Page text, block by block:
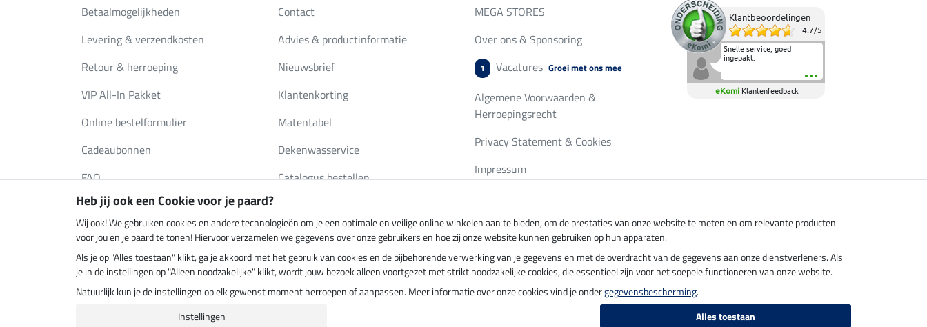
Betaalmogelijkheden
Levering & verzendkosten
Retour & herroeping
VIP All-In Pakket
Online bestelformulier
Cadeaubonnen
FAQ
Contact
Advies & productinformatie
Nieuwsbrief
Klantenkorting
Matentabel
Dekenwasservice
Catalogus bestellen
MEGA STORES
Over ons & Sponsoring
1 Vacatures Groei met ons mee
Algemene Voorwaarden &
Herroepingsrecht
Privacy Statement & Cookies
Impressum
Klantbeoordelingen
4.7/5
Snelle service, goed
ingepakt.
eKomi Klantenfeedback
Klimaatneutrale shop Verzending per Veilig betalen met
Heb jij ook een Cookie voor je paard?
Wij ook! We gebruiken cookies en andere technologieën om je een optimale en veilige online winkelen aan te bieden, om de prestaties van onze website te meten en om relevante producten
voor jou en je paard te tonen! Hiervoor verzamelen we gegevens over onze gebruikers en hoe zij onze website kunnen gebruiken op hun apparaten.
Als je op "Alles toestaan" klikt, ga je akkoord met het gebruik van cookies en de bijbehorende verwerking van je gegevens en met de overdracht van de gegevens aan onze dienstverleners. Als
je in de instellingen op "Alleen noodzakelijke" klikt, wordt jouw bezoek alleen voortgezet met strikt noodzakelijke cookies, die essentieel zijn voor het soepele functioneren van onze website.
Natuurlijk kun je de instellingen op elk gewenst moment herroepen of aanpassen. Meer informatie over onze cookies vind je ondergegevensbescherming.
Instellingen
Alles toestaan